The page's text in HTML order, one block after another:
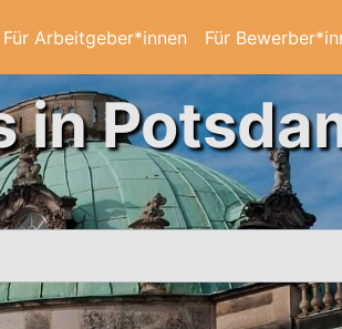
Für Arbeitgeber*innen Für
in